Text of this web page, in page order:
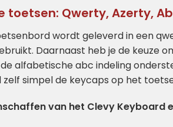
toetsen: Qwerty, Azerty,
wordt geleverd in een
Daarnaast heb je de
alfabetische abc indeling
simpel de keycaps op het
van het Clevy